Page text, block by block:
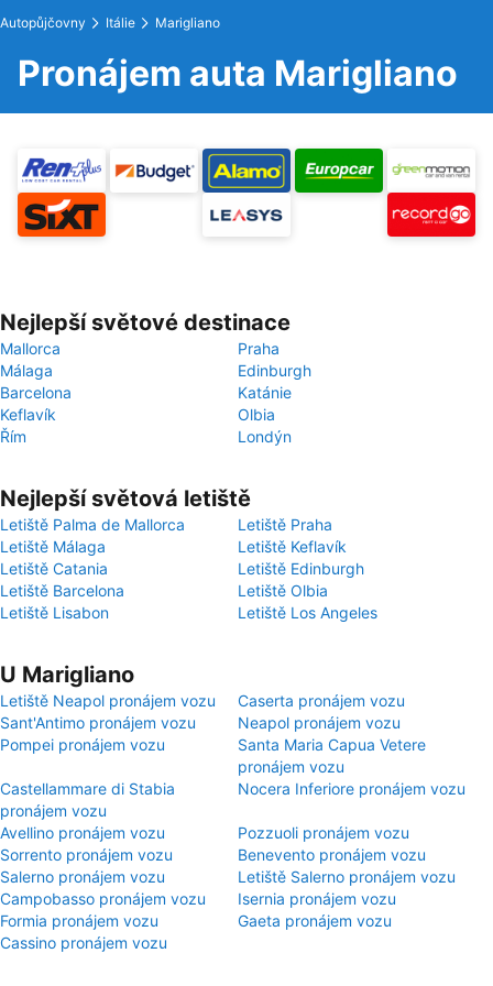
Autopůjčovny Itálie Marigliano
Pronájem auta Marigliano
Nejlepší světové destinace
Mallorca
Praha
Málaga
Edinburgh
Barcelona
Katánie
Keflavík
Olbia
Řím
Londýn
Nejlepší světová letiště
Letiště Palma de Mallorca
Letiště Praha
Letiště Málaga
Letiště Keflavík
Letiště Catania
Letiště Edinburgh
Letiště Barcelona
Letiště Olbia
Letiště Lisabon
Letiště Los Angeles
U Marigliano
Letiště Neapol pronájem vozu
Caserta pronájem vozu
Sant'Antimo pronájem vozu
Neapol pronájem vozu
Pompei pronájem vozu
Santa Maria Capua Vetere
pronájem vozu
Castellammare di Stabia
pronájem vozu
Nocera Inferiore pronájem vozu
Avellino pronájem vozu
Pozzuoli pronájem vozu
Sorrento pronájem vozu
Benevento pronájem vozu
Salerno pronájem vozu
Letiště Salerno pronájem vozu
Campobasso pronájem vozu
Isernia pronájem vozu
Formia pronájem vozu
Gaeta pronájem vozu
Cassino pronájem vozu